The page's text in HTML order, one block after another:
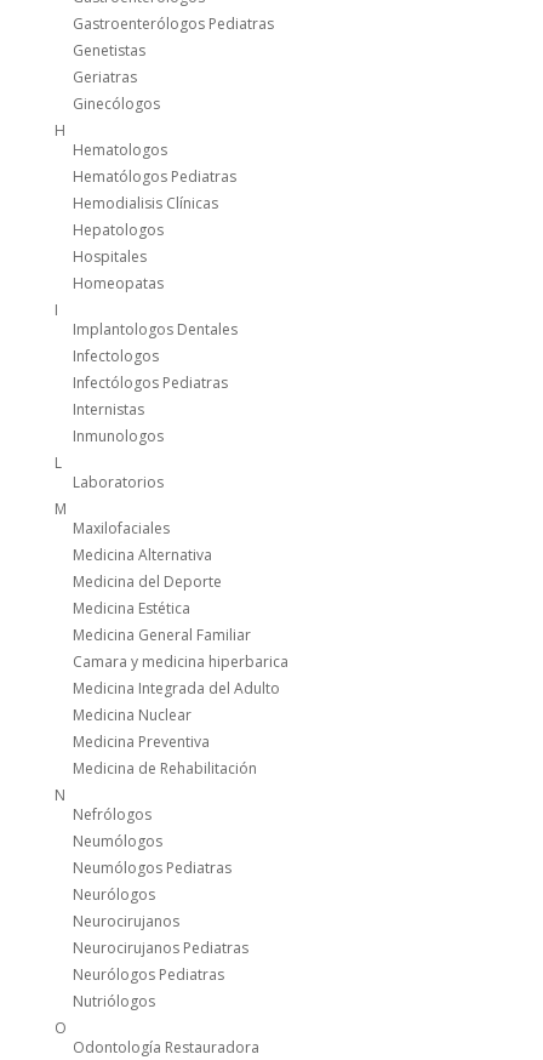
Gastroenterólogos Pediatras
Genetistas
Geriatras
Ginecólogos
H
Hematologos
Hematólogos Pediatras
Hemodialisis Clínicas
Hepatologos
Hospitales
Homeopatas
I
Implantologos Dentales
Infectologos
Infectólogos Pediatras
Internistas
Inmunologos
L
Laboratorios
M
Maxilofaciales
Medicina Alternativa
Medicina del Deporte
Medicina Estética
Medicina General Familiar
Camara y medicina hiperbarica
Medicina Integrada del Adulto
Medicina Nuclear
Medicina Preventiva
Medicina de Rehabilitación
N
Nefrólogos
Neumólogos
Neumólogos Pediatras
Neurólogos
Neurocirujanos
Neurocirujanos Pediatras
Neurólogos Pediatras
Nutriólogos
O
Odontología Restauradora